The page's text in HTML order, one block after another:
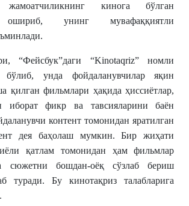
жамоатчиликнинг кинога бўлган
ошириб, унинг мувафаққиятли
“Фейсбук”даги “Kinotaqriz” номли
унда фойдаланувчилар яқин
қилган фильмлари ҳақида ҳиссиётлар,
иборат фикр ва тавсияларини баён
контент томонидан яратилган
дея баҳолаш мумкин. Бир жиҳати
қатлам томонидан ҳам фильмлар
сюжетни бошдан-оёқ сўзлаб бериш
туради. Бу кинотақриз талабларига